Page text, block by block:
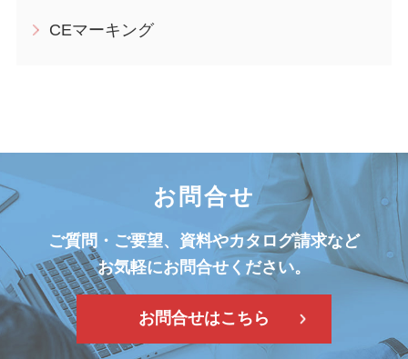
CEマーキング
お問合せ
ご質問・ご要望、資料やカタログ請求など
お気軽にお問合せください。
お問合せはこちら